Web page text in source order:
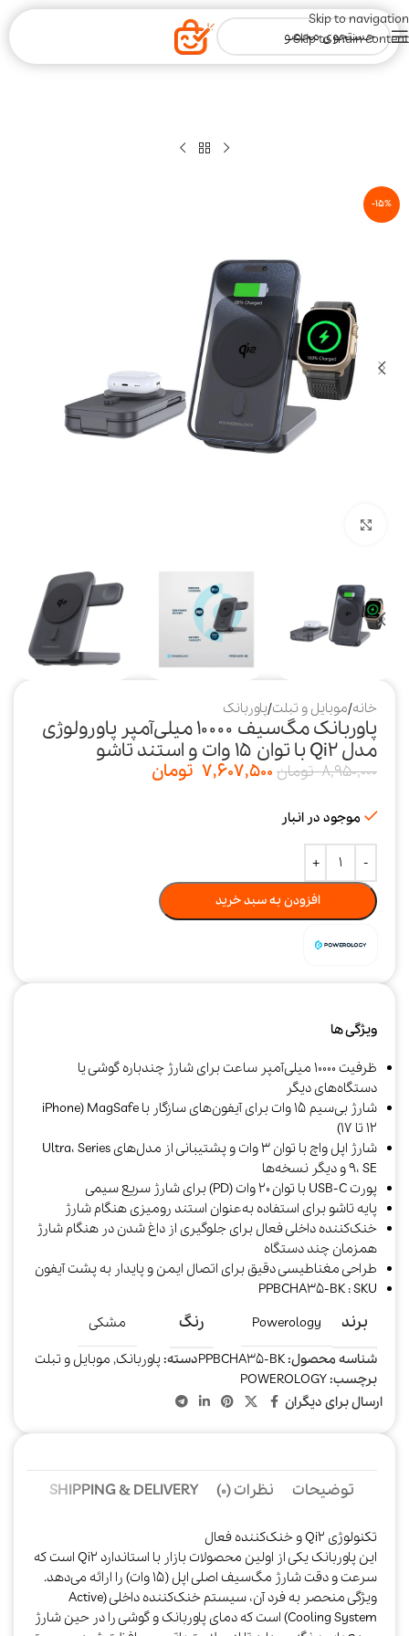
Skip to navigation
Skip to main content
-15%
خانه/موبایل و تبلت/پاوربانک
پاوربانک مگ‌سیف ۱۰۰۰۰ میلی‌آمپر پاورولوژی
مدل Qi2 با توان ۱۵ وات و استند تاشو
8,950,000 تومان 7,607,500 تومان
موجود در انبار
افزودن به سبد خرید
ویژگی ها
ظرفیت 10000 میلی‌آمپر ساعت برای شارژ چندباره گوشی یا
دستگاه‌های دیگر
شارژ بی‌سیم ۱۵ وات برای آیفون‌های سازگار با MagSafe (iPhone
12 تا 17)
شارژ اپل واچ با توان ۳ وات و پشتیبانی از مدل‌های Ultra، Series
9، SE و دیگر نسخه‌ها
پورت USB-C با توان ۲۰ وات (PD) برای شارژ سریع سیمی
پایه تاشو برای استفاده به‌عنوان استند رومیزی هنگام شارژ
خنک‌کننده داخلی فعال برای جلوگیری از داغ شدن در هنگام شارژ
همزمان چند دستگاه
طراحی مغناطیسی دقیق برای اتصال ایمن و پایدار به پشت آیفون
PPBCHA35-BK : SKU
برند Powerology رنگ
مشکی
شناسه محصول:PPBCHA35-BKدسته:پاوربانک, موبایل و تبلت
برچسب:POWEROLOGY
ارسال برای دیگران
توضیحات نظرات (0) SHIPPING & DELIVERY
تکنولوژی Qi2 و خنک‌کننده فعال
این پاوربانک یکی از اولین محصولات بازار با استاندارد Qi2 است که
سرعت و دقت شارژ مگ‌سیف اصلی اپل (۱۵ وات) را ارائه می‌دهد.
ویژگی منحصر به فرد آن، سیستم خنک‌کننده داخلی (Active
Cooling System) است که دمای پاوربانک و گوشی را در حین شارژ